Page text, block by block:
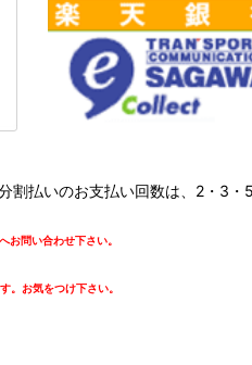
払いのお支払い回数は、2・3・
問い合わせ下さい。
お気をつけ下さい。